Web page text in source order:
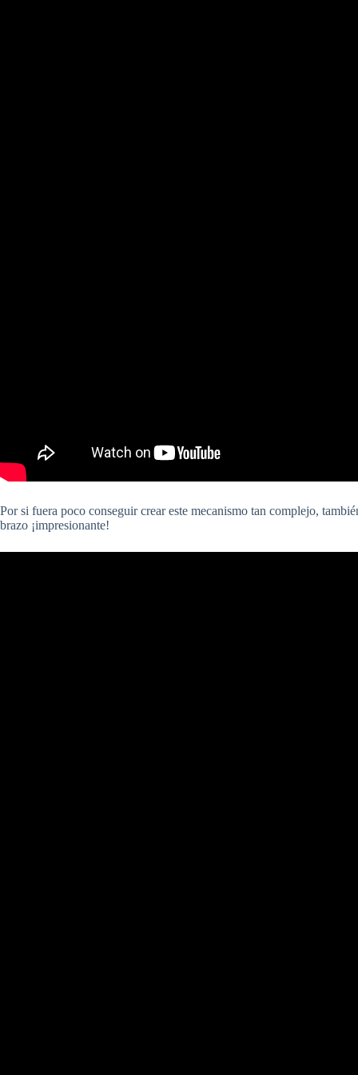
Por si fuera poco conseguir crear este mecanismo tan complejo,
brazo ¡impresionante!